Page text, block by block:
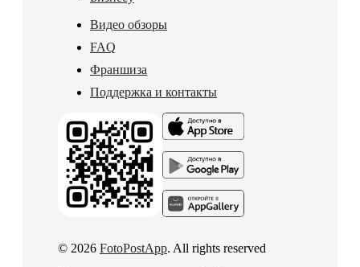
Видео обзоры
FAQ
Франшиза
Поддержка и контакты
© 2026 FotoPostApp. All rights reserved